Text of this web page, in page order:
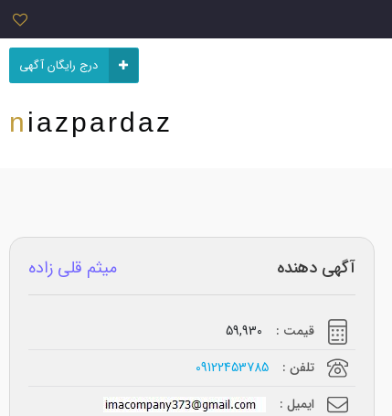
درج رایگان آگهی
niazpardaz
آگهی دهنده میثم قلی زاده
قیمت :
59,930
تلفن :
09122453785
ایمیل :